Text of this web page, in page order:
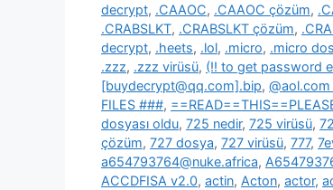
decrypt, .CAAOC, .CAAOC çözüm,
.CRABSLKT, .CRABSLKT çözüm,
decrypt, .heets, .lol, .micro, .micro
.zzz, .zzz virüsü, (!! to get password
[buydecrypt@qq.com].bip, @aol.com
FILES ###,
dosyası oldu, 725 nedir, 725 virüsü,
çözüm, 727 dosya, 727 virüsü, 777,
a654793764@nuke.africa,
ACCDFISA v2.0, actin, Acton, actor,